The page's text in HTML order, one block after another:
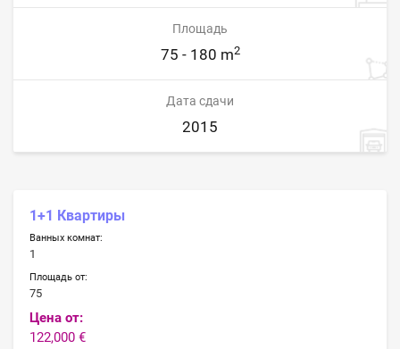
Площадь
75 - 180 m2
Дата сдачи
2015
1+1 Квартиры
Ванных комнат:
1
Площадь от:
75
Цена от:
122,000 €